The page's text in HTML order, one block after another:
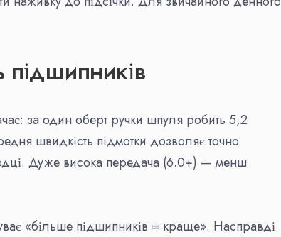
підшипників
за один оберт ручки шпуля робить 5,2
швидкість підмотки дозволяє точно
Дуже висока передача (6.0+) — менш
«більше підшипників = краще». Насправді